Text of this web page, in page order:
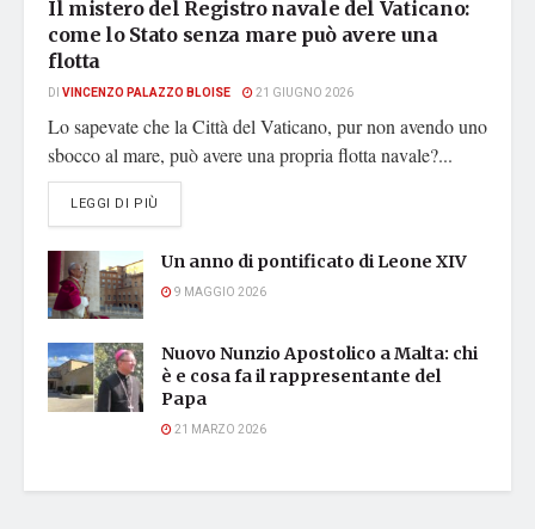
Il mistero del Registro navale del Vaticano:
come lo Stato senza mare può avere una
flotta
DI VINCENZO PALAZZO BLOISE 21 GIUGNO 2026
Lo sapevate che la Città del Vaticano, pur non avendo uno
sbocco al mare, può avere una propria flotta navale?...
LEGGI DI PIÙ
Un anno di pontificato di Leone XIV
9 MAGGIO 2026
Nuovo Nunzio Apostolico a Malta: chi
è e cosa fa il rappresentante del
Papa
21 MARZO 2026